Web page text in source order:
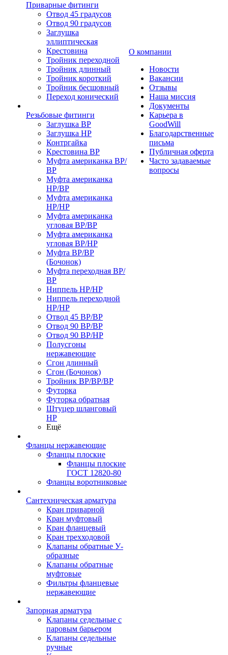
Приварные фитинги
Отвод 45 градусов
Отвод 90 градусов
Заглушка
эллиптическая
Крестовина
Тройник переходной
Тройник длинный
Тройник короткий
Тройник бесшовный
Переход конический
Резьбовые фитинги
Заглушка ВР
Заглушка НР
Контргайка
Крестовина ВР
Муфта американка ВР/
ВР
Муфта американка
НР/ВР
Муфта американка
НР/НР
Муфта американка
угловая ВР/ВР
Муфта американка
угловая ВР/НР
Муфта ВР/ВР
(Бочонок)
Муфта переходная ВР/
ВР
Ниппель НР/НР
Ниппель переходной
НР/НР
Отвод 45 ВР/ВР
Отвод 90 ВР/ВР
Отвод 90 ВР/НР
Полусгоны
нержавеющие
Сгон длинный
Сгон (Бочонок)
Тройник ВР/ВР/ВР
Футорка
Футорка обратная
Штуцер шланговый
НР
Ещё
Фланцы нержавеющие
Фланцы плоские
Фланцы плоские
ГОСТ 12820-80
Фланцы воротниковые
Сантехническая арматура
Кран приварной
Кран муфтовый
Кран фланцевый
Кран трехходовой
Клапаны обратные У-
образные
Клапаны обратные
муфтовые
Фильтры фланцевые
нержавеющие
Запорная арматура
Клапаны седельные с
паровым барьером
Клапаны седельные
ручные
О компании
Новости
Вакансии
Отзывы
Наша миссия
Документы
Карьера в
GoodWill
Благодарственные
письма
Публичная оферта
Часто задаваемые
вопросы